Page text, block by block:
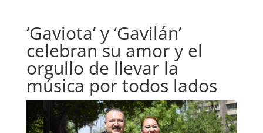
‘Gaviota’ y ‘Gavilán’
celebran su amor y el
orgullo de llevar la
música por todos lados